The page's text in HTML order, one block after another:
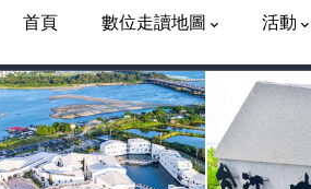
Navigation
首頁 數位走讀地圖 活動